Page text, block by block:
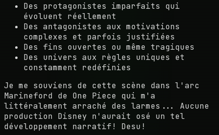
Des protagonistes imparfaits qui
évoluent réellement
Des antagonistes aux motivations
complexes et parfois justifiées
Des fins ouvertes ou même tragiques
Des univers aux règles uniques et
constamment redéfinies
Je me souviens de cette scène dans l'arc
Marineford de One Piece qui m'a
littéralement arraché des larmes... Aucune
production Disney n'aurait osé un tel
développement narratif! Desu!